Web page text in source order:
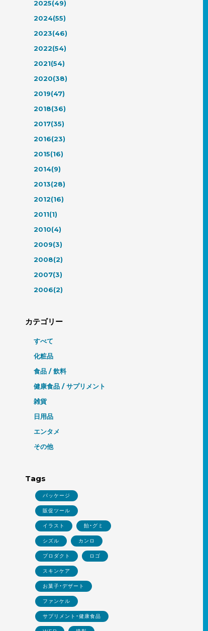
2025(49)
2024(55)
2023(46)
2022(54)
2021(54)
2020(38)
2019(47)
2018(36)
2017(35)
2016(23)
2015(16)
2014(9)
2013(28)
2012(16)
2011(1)
2010(4)
2009(3)
2008(2)
2007(3)
2006(2)
カテゴリー
すべて
化粧品
食品 / 飲料
健康食品 / サプリメント
雑貨
日用品
エンタメ
その他
Tags
パッケージ
販促ツール
イラスト 飴・グミ
シズル カンロ
プロダクト ロゴ
スキンケア
お菓子・デザート
ファンケル
サプリメント・健康食品